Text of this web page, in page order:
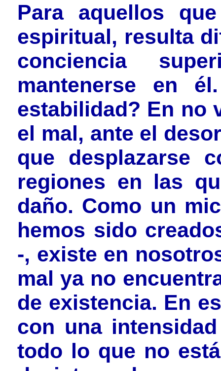
Para aquellos
espiritual, resulta
conciencia
mantenerse en
estabilidad? En no
el mal, ante el
que desplazarse
regiones en las
daño. Como un
hemos sido
-, existe en
mal ya no
de existencia. En
con una
todo lo que no